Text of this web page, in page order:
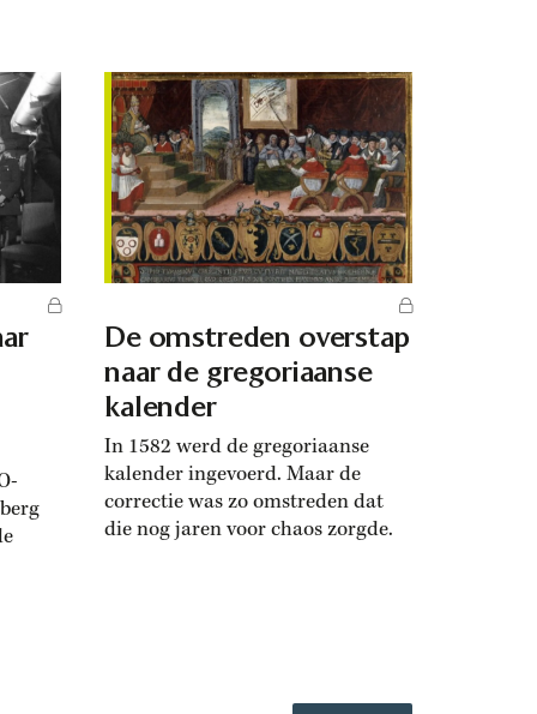
dan
zich voor haar strengheid met de
woorden: ‘Sorry, maar ik heb al
zo’n vol land.’ Ze vond een strenger
toelatingsbeleid nodig: ‘Nederland
kan toch niet de hele wereld...
De omstreden overstap
naar de gregoriaanse
kalender
In 1582 werd de gregoriaanse
kalender ingevoerd. Maar de
correctie was zo omstreden dat
die nog jaren voor chaos zorgde.